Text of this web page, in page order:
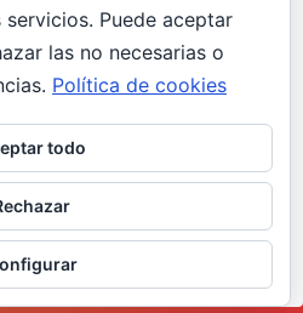
2018
en Ubuntu 16
Mínimo 1 gigabyte,
Espacio del disco
SWAP El espacio…
Puede aceptar
las no necesarias o
Política de cookies
todo